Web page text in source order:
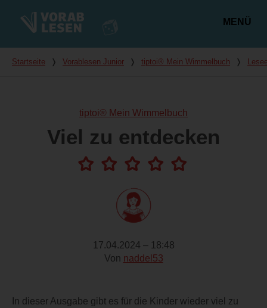
MENÜ
Du bist hier
Startseite ❭ Vorablesen Junior ❭ tiptoi® Mein Wimmelbuch ❭
tiptoi® Mein Wimmelbuch
Viel zu entdecken
17.04.2024 – 18:48
Von naddel53
In dieser Ausgabe gibt es für die Kinder wieder viel zu